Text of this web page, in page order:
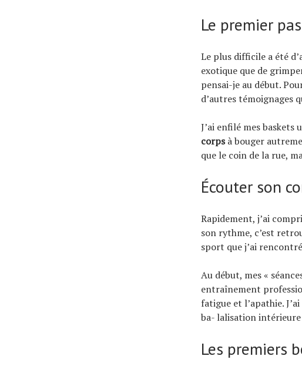
Le premier
Le plus difficile a été
exotique que de
pensai-je au début.
d’autres témoignages
J’ai enfilé mes
corpsà bouger
que le coin de la rue,
Écouter son
Rapidement, j’ai
son rythme, c’est
sport que j’ai
Au début, mes «
entraînement
fatigue et l’apathie.
ba- lalisation
Les premiers